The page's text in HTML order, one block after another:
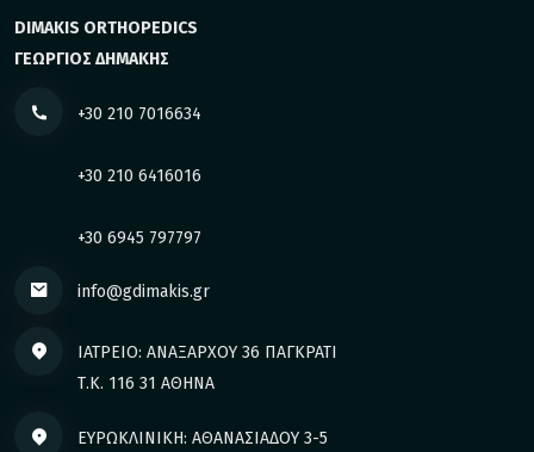
DIMAKIS ORTHOPEDICS
ΓΕΩΡΓΙΟΣ ΔΗΜΑΚΗΣ
+30 210 7016634
+30 210 6416016
+30 6945 797797
info@gdimakis.gr
ΙΑΤΡΕΙΟ: ΑΝΑΞΑΡΧΟΥ 36 ΠΑΓΚΡΑΤΙ
Τ.Κ. 116 31 ΑΘΗΝΑ
ΕΥΡΩΚΛΙΝΙΚΗ: ΑΘΑΝΑΣΙΑΔΟΥ 3-5